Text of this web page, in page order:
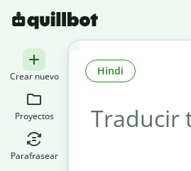
Crear nuevo
Proyectos
Parafrasear
Hindi